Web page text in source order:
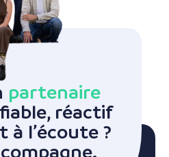
partenaire
fiable, réactif
l’écoute ?